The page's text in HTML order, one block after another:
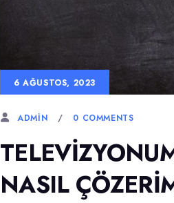
6 AĞUSTOS, 2023
ADMIN 0 COMMENTS
NASIL